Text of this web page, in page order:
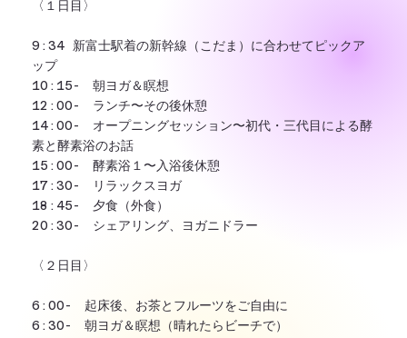
〈１日目〉
9:34 新富士駅着の新幹線（こだま）に合わせてピックア
ップ
10:15- 朝ヨガ＆瞑想
12:00- ランチ〜その後休憩
14:00- オープニングセッション〜初代・三代目による酵
素と酵素浴のお話
15:00- 酵素浴１〜入浴後休憩
17:30- リラックスヨガ
18:45- 夕食（外食）
20:30- シェアリング、ヨガニドラー
〈２日目〉
6:00- 起床後、お茶とフルーツをご自由に
6:30- 朝ヨガ＆瞑想（晴れたらビーチで）